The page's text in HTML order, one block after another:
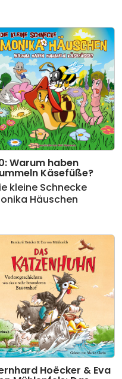
Warum haben
Käsefüße?
kleine Schnecke
Häuschen
Hoëcker & Eva